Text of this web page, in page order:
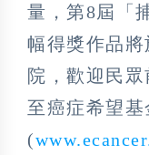
量，第8屆「
幅得獎作品
院，歡迎民
至癌症希望基
(